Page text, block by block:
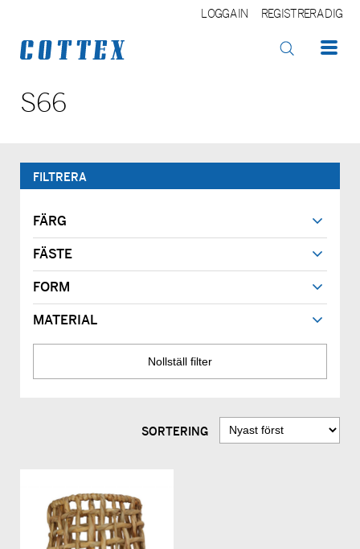
LOGGA IN REGISTRERA DIG
S66
FILTRERA
FÄRG
FÄSTE
FORM
MATERIAL
SORTERING